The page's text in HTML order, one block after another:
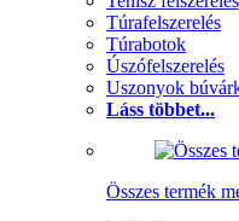
Túrafelszerelés
Túrabotok
Úszófelszerelés
Uszonyok
Láss többet...
Összes termék